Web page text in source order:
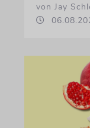
von Jay